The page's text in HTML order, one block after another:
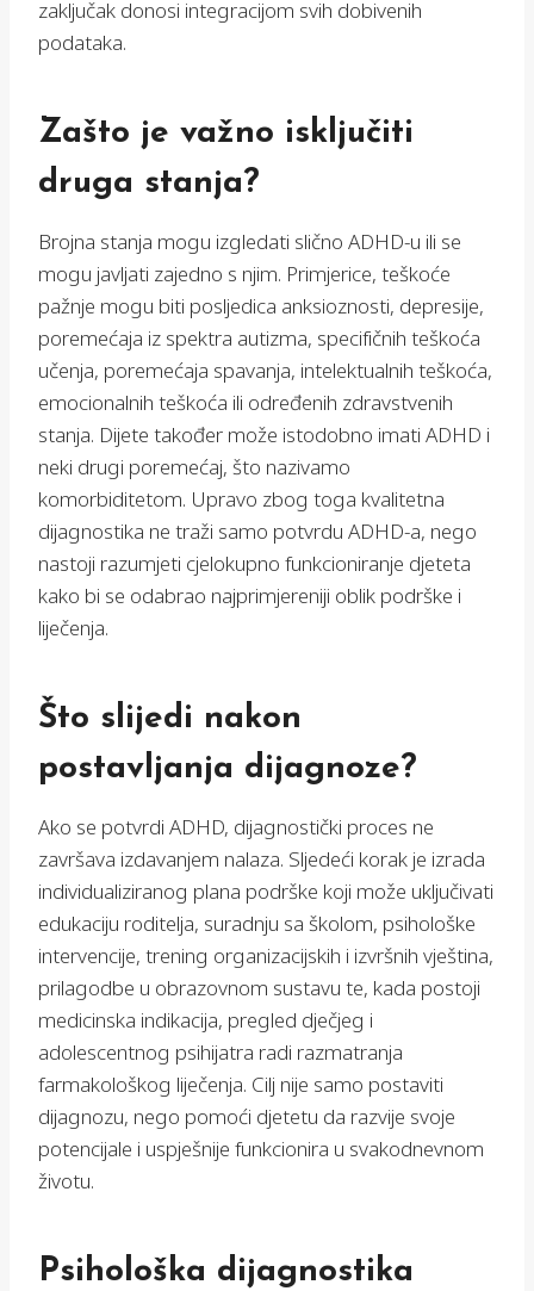
zaključak donosi integracijom svih dobivenih
podataka.
Zašto je važno isključiti
druga stanja?
Brojna stanja mogu izgledati slično ADHD-u ili se
mogu javljati zajedno s njim. Primjerice, teškoće
pažnje mogu biti posljedica anksioznosti, depresije,
poremećaja iz spektra autizma, specifičnih teškoća
učenja, poremećaja spavanja, intelektualnih teškoća,
emocionalnih teškoća ili određenih zdravstvenih
stanja. Dijete također može istodobno imati ADHD i
neki drugi poremećaj, što nazivamo
komorbiditetom. Upravo zbog toga kvalitetna
dijagnostika ne traži samo potvrdu ADHD-a, nego
nastoji razumjeti cjelokupno funkcioniranje djeteta
kako bi se odabrao najprimjereniji oblik podrške i
liječenja.
Što slijedi nakon
postavljanja dijagnoze?
Ako se potvrdi ADHD, dijagnostički proces ne
završava izdavanjem nalaza. Sljedeći korak je izrada
individualiziranog plana podrške koji može uključivati
edukaciju roditelja, suradnju sa školom, psihološke
intervencije, trening organizacijskih i izvršnih vještina,
prilagodbe u obrazovnom sustavu te, kada postoji
medicinska indikacija, pregled dječjeg i
adolescentnog psihijatra radi razmatranja
farmakološkog liječenja. Cilj nije samo postaviti
dijagnozu, nego pomoći djetetu da razvije svoje
potencijale i uspješnije funkcionira u svakodnevnom
životu.
Psihološka dijagnostika